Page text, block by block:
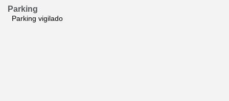
Parking
Parking vigilado